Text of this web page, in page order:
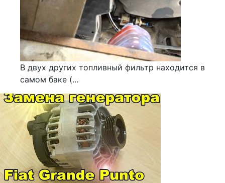
В двух других топливный фильтр находится в
самом баке (...